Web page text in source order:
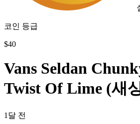
코인 등급
$40
Vans Seldan
Twist Of Lime (새
1달 전